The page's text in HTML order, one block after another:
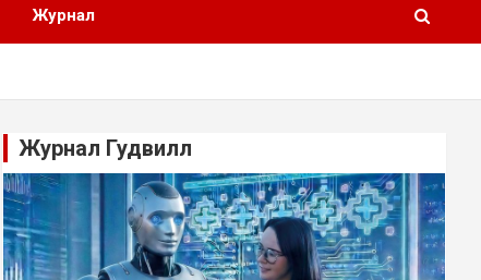
Журнал
Журнал Гудвилл